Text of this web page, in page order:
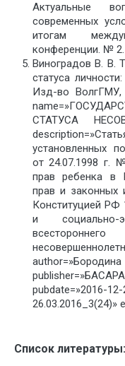
Актуальные
современных
итогам
конференции. № 2.
Виноградов В. В.
статуса
Изд-во ВолгГМУ,
СТАТУСА
установленных
от 24.07.1998 г.
прав ребенка в
прав и законных
Конституцией РФ
и социально-
pubdate=»2016-
26.03.2016_3(24)»
Список литературы: